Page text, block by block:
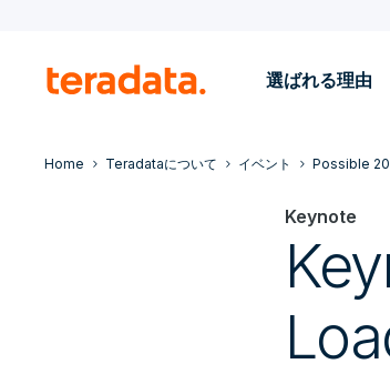
選ばれる理由
Home Teradataについて イベント Possible
Keynote